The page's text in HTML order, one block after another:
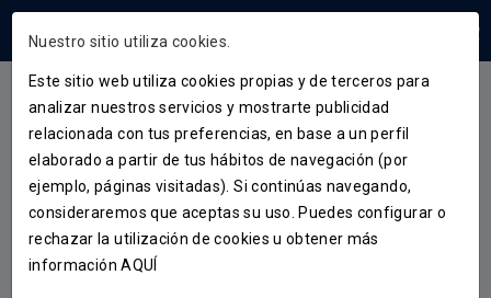
PROTAGONISTAS
MVP ESTRELLA GALICIA DE
FEBRERO PARA SERGI
QUINTELA
Nuestro sitio utiliza cookies.
Este sitio web utiliza cookies propias y de terceros para
analizar nuestros servicios y mostrarte publicidad
relacionada con tus preferencias, en base a un perfil
elaborado a partir de tus hábitos de navegación (por
ejemplo, páginas visitadas). Si continúas navegando,
consideraremos que aceptas su uso. Puedes configurar o
rechazar la utilización de cookies u obtener más
informaciónAQUÍ